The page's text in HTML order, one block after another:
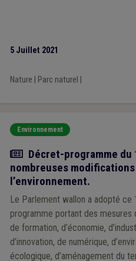
5 Juillet 2021
Nature Parc naturel
Environnement
Actualité
Décret-programme
nombreuses
l’environnement.
Le Parlement wallon a adopté
programme portant des mesures
de formation, d’économie,
d’innovation, de numérique,
écologique, d’aménagement du